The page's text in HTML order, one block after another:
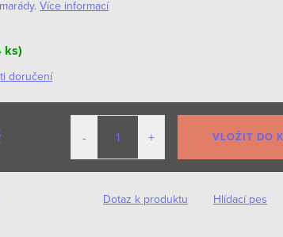
Více informací
ks)
doručení
VLOŽIT DO
Dotaz k produktu Hlídací pes